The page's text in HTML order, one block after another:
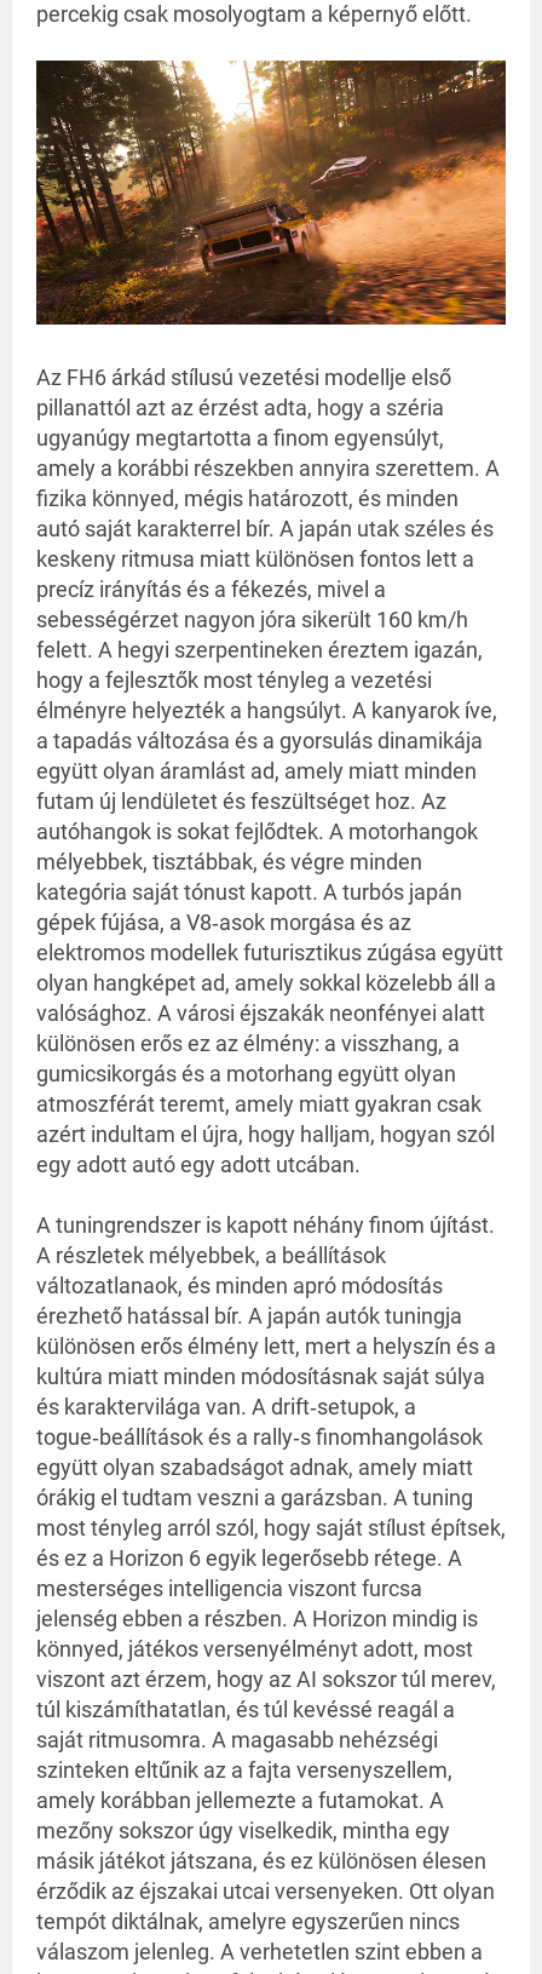
percekig csak mosolyogtam a képernyő előtt.
Az FH6 árkád stílusú vezetési modellje első
pillanattól azt az érzést adta, hogy a széria
ugyanúgy megtartotta a finom egyensúlyt,
amely a korábbi részekben annyira szerettem. A
fizika könnyed, mégis határozott, és minden
autó saját karakterrel bír. A japán utak széles és
keskeny ritmusa miatt különösen fontos lett a
precíz irányítás és a fékezés, mivel a
sebességérzet nagyon jóra sikerült 160 km/h
felett. A hegyi szerpentineken éreztem igazán,
hogy a fejlesztők most tényleg a vezetési
élményre helyezték a hangsúlyt. A kanyarok íve,
a tapadás változása és a gyorsulás dinamikája
együtt olyan áramlást ad, amely miatt minden
futam új lendületet és feszültséget hoz. Az
autóhangok is sokat fejlődtek. A motorhangok
mélyebbek, tisztábbak, és végre minden
kategória saját tónust kapott. A turbós japán
gépek fújása, a V8‑asok morgása és az
elektromos modellek futurisztikus zúgása együtt
olyan hangképet ad, amely sokkal közelebb áll a
valósághoz. A városi éjszakák neonfényei alatt
különösen erős ez az élmény: a visszhang, a
gumicsikorgás és a motorhang együtt olyan
atmoszférát teremt, amely miatt gyakran csak
azért indultam el újra, hogy halljam, hogyan szól
egy adott autó egy adott utcában.
A tuningrendszer is kapott néhány finom újítást.
A részletek mélyebbek, a beállítások
változatlanaok, és minden apró módosítás
érezhető hatással bír. A japán autók tuningja
különösen erős élmény lett, mert a helyszín és a
kultúra miatt minden módosításnak saját súlya
és karaktervilága van. A drift‑setupok, a
togue‑beállítások és a rally‑s finomhangolások
együtt olyan szabadságot adnak, amely miatt
órákig el tudtam veszni a garázsban. A tuning
most tényleg arról szól, hogy saját stílust építsek,
és ez a Horizon 6 egyik legerősebb rétege. A
mesterséges intelligencia viszont furcsa
jelenség ebben a részben. A Horizon mindig is
könnyed, játékos versenyélményt adott, most
viszont azt érzem, hogy az AI sokszor túl merev,
túl kiszámíthatatlan, és túl kevéssé reagál a
saját ritmusomra. A magasabb nehézségi
szinteken eltűnik az a fajta versenyszellem,
amely korábban jellemezte a futamokat. A
mezőny sokszor úgy viselkedik, mintha egy
másik játékot játszana, és ez különösen élesen
érződik az éjszakai utcai versenyeken. Ott olyan
tempót diktálnak, amelyre egyszerűen nincs
válaszom jelenleg. A verhetetlen szint ebben a